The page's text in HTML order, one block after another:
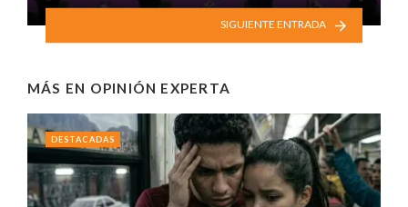
SIGUIENTE ENTRADA
MÁS EN OPINIÓN EXPERTA
DESTACADAS